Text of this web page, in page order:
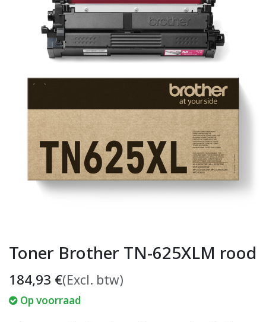
Toner Brother TN-625XLM rood
184,93 €(Excl. btw)
Op voorraad